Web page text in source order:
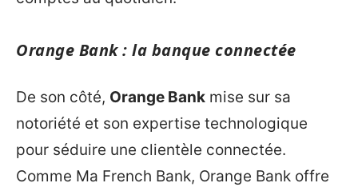
Orange Bank : la banque connectée
De son côté, Orange Bank mise sur sa
notoriété et son expertise technologique
pour séduire une clientèle connectée.
Comme Ma French Bank, Orange Bank offre